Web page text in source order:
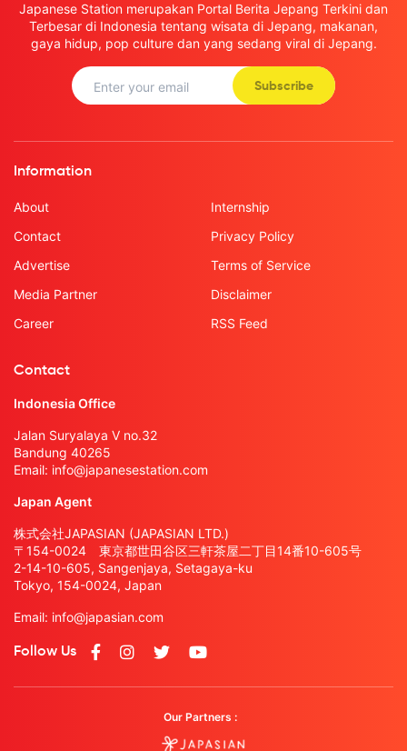
Japanese Station merupakan Portal Berita Jepang Terkini dan
Terbesar di Indonesia tentang wisata di Jepang, makanan,
gaya hidup, pop culture dan yang sedang viral di Jepang.
Subscribe
Information
About
Contact
Advertise
Media Partner
Career
Internship
Privacy Policy
Terms of Service
Disclaimer
RSS Feed
Contact
Indonesia Office
Jalan Suryalaya V no.32
Bandung 40265
Email: info@japanesestation.com
Japan Agent
株式会社JAPASIAN (JAPASIAN LTD.)
〒154-0024 東京都世田谷区三軒茶屋二丁目14番10-605号
2-14-10-605, Sangenjaya, Setagaya-ku
Tokyo, 154-0024, Japan
Email: info@japasian.com
Follow Us
Our Partners :